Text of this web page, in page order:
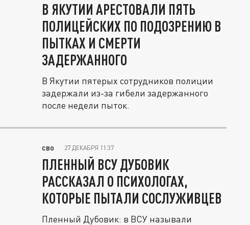
В ЯКУТИИ АРЕСТОВАЛИ ПЯТЬ
ПОЛИЦЕЙСКИХ ПО ПОДОЗРЕНИЮ В
ПЫТКАХ И СМЕРТИ
ЗАДЕРЖАННОГО
В Якутии пятерых сотрудников полиции
задержали из-за гибели задержанного
после недели пыток.
СВО 27 ДЕКАБРЯ 11:37
ПЛЕННЫЙ ВСУ ДУБОВИК
РАССКАЗАЛ О ПСИХОЛОГАХ,
КОТОРЫЕ ПЫТАЛИ СОСЛУЖИВЦЕВ
Пленный Дубовик: в ВСУ называли